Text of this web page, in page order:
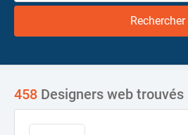
Rechercher
458 Designers web trouvés